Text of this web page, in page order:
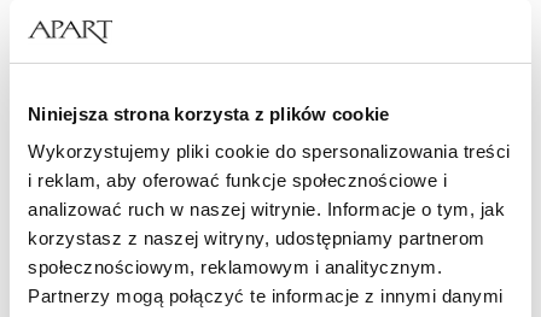
Niniejsza strona korzysta z plików cookie
Wykorzystujemy pliki cookie do spersonalizowania treści
i reklam, aby oferować funkcje społecznościowe i
analizować ruch w naszej witrynie. Informacje o tym, jak
korzystasz z naszej witryny, udostępniamy partnerom
społecznościowym, reklamowym i analitycznym.
Partnerzy mogą połączyć te informacje z innymi danymi